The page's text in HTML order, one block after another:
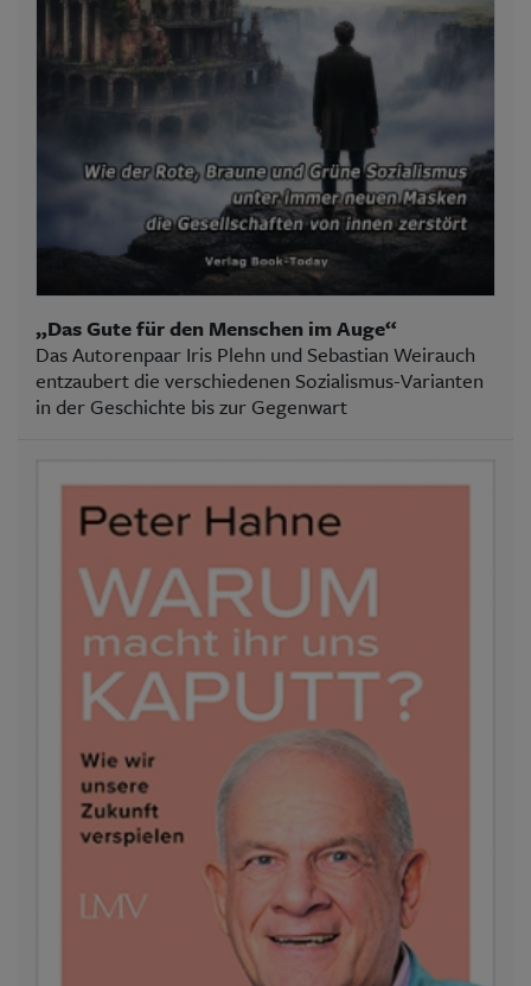
„Das Gute für den Menschen im Auge“
Das Autorenpaar Iris Plehn und Sebastian Weirauch
entzaubert die verschiedenen Sozialismus-Varianten
in der Geschichte bis zur Gegenwart